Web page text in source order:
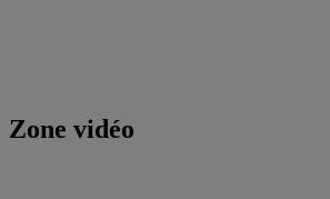
Zone vidéo